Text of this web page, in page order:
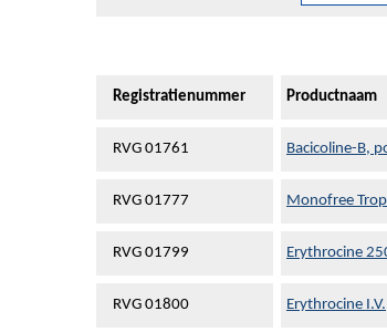
Registratienummer Productnaam
RVG 01761 Bacicoline-B,
RVG 01777 Monofree
RVG 01799 Erythrocine
RVG 01800 Erythrocine